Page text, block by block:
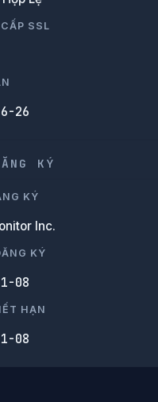
SSL
26
KÝ
KÝ
Inc.
KÝ
08
HẠN
08